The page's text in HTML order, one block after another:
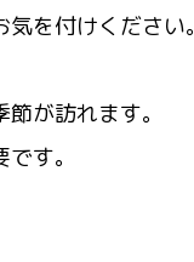
を付けください。
が訪れます。
す。